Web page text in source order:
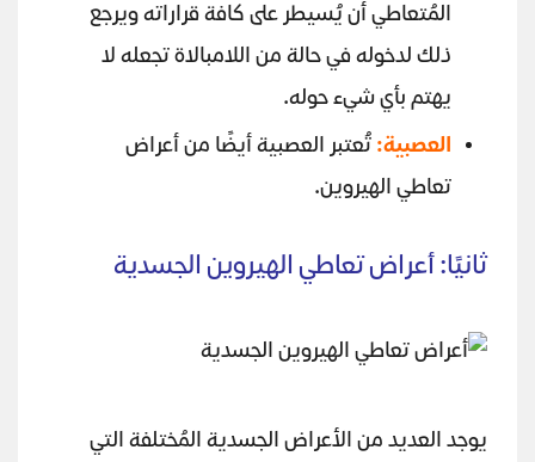
المُتعاطي أن يُسيطر على كافة قراراته ويرجع
ذلك لدخوله في حالة من اللامبالاة تجعله لا
يهتم بأي شيء حوله.
العصبية: تُعتبر العصبية أيضًا من أعراض
تعاطي الهيروين.
ثانيًا: أعراض تعاطي الهيروين الجسدية
يوجد العديد من الأعراض الجسدية المُختلفة التي